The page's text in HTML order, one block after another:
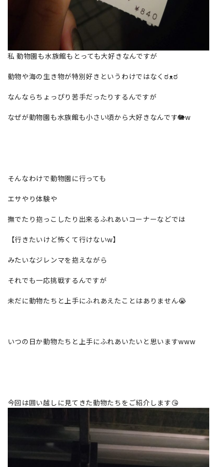
私 動物園も水族館もとっても大好きなんですが
動物や海の生き物が特別好きというわけではなくಠᴥಠ
なんならちょっぴり苦手だったりするんですが
なぜが動物園も水族館も小さい頃から大好きなんです🐘w
そんなわけで動物園に行っても
エサやり体験や
撫でたり抱っこしたり出来るふれあいコーナーなどでは
【行きたいけど怖くて行けないw】
みたいなジレンマを抱えながら
それでも一応挑戦するんですが
未だに動物たちと上手にふれあえたことはありません😭
いつの日か動物たちと上手にふれあいたいと思いますwww
今回は囲い越しに見てきた動物たちをご紹介します😘